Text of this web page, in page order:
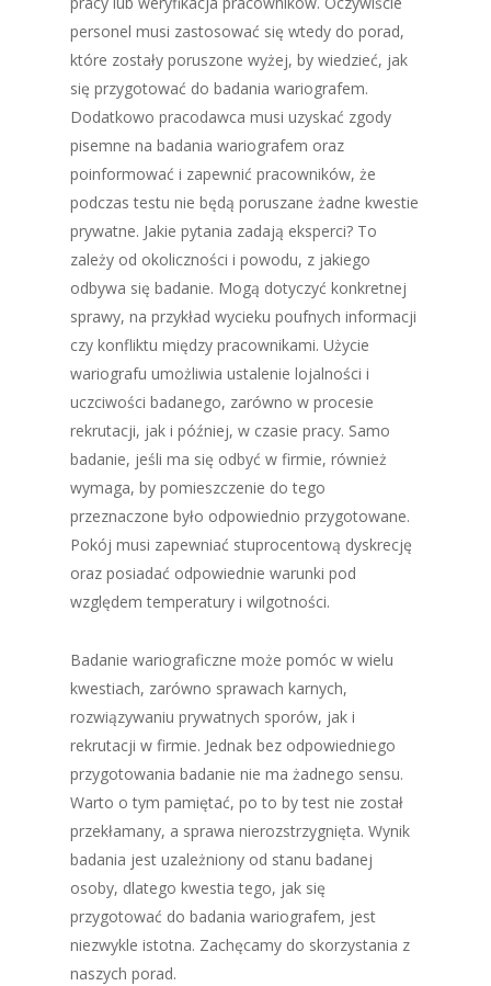
personel musi zastosować się wtedy do porad,
które zostały poruszone wyżej, by wiedzieć, jak
się przygotować do badania wariografem.
Dodatkowo pracodawca musi uzyskać zgody
pisemne na badania wariografem oraz
poinformować i zapewnić pracowników, że
podczas testu nie będą poruszane żadne kwestie
prywatne. Jakie pytania zadają eksperci? To
zależy od okoliczności i powodu, z jakiego
odbywa się badanie. Mogą dotyczyć konkretnej
sprawy, na przykład wycieku poufnych informacji
czy konfliktu między pracownikami. Użycie
wariografu umożliwia ustalenie lojalności i
uczciwości badanego, zarówno w procesie
rekrutacji, jak i później, w czasie pracy. Samo
badanie, jeśli ma się odbyć w firmie, również
wymaga, by pomieszczenie do tego
przeznaczone było odpowiednio przygotowane.
Pokój musi zapewniać stuprocentową dyskrecję
oraz posiadać odpowiednie warunki pod
względem temperatury i wilgotności.
Badanie wariograficzne może pomóc w wielu
kwestiach, zarówno sprawach karnych,
rozwiązywaniu prywatnych sporów, jak i
rekrutacji w firmie. Jednak bez odpowiedniego
przygotowania badanie nie ma żadnego sensu.
Warto o tym pamiętać, po to by test nie został
przekłamany, a sprawa nierozstrzygnięta. Wynik
badania jest uzależniony od stanu badanej
osoby, dlatego kwestia tego, jak się
przygotować do badania wariografem, jest
niezwykle istotna. Zachęcamy do skorzystania z
naszych porad.